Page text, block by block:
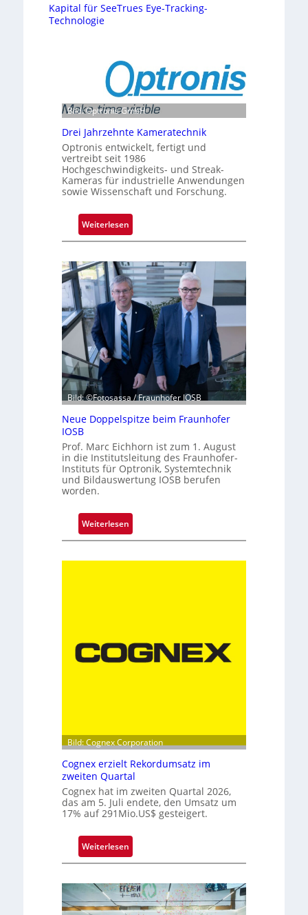
Kapital für SeeTrues Eye-Tracking-
Technologie
Bild: Optronis GmbH
Drei Jahrzehnte Kameratechnik
Optronis entwickelt, fertigt und
vertreibt seit 1986
Hochgeschwindigkeits- und Streak-
Kameras für industrielle Anwendungen
sowie Wissenschaft und Forschung.
Weiterlesen
D
e
i
J
a
h
r
z
h
n
e
K
a
m
e
a
e
Bild: ©Fotosassa / Fraunhofer IOSB
Neue Doppelspitze beim Fraunhofer
IOSB
Prof. Marc Eichhorn ist zum 1. August
in die Institutsleitung des Fraunhofer-
Instituts für Optronik, Systemtechnik
und Bildauswertung IOSB berufen
worden.
Weiterlesen
N
z
b
e
i
m
r
a
n
h
Bild: Cognex Corporation
Cognex erzielt Rekordumsatz im
zweiten Quartal
Cognex hat im zweiten Quartal 2026,
das am 5. Juli endete, den Umsatz um
17% auf 291Mio.US$ gesteigert.
Weiterlesen
C
g
n